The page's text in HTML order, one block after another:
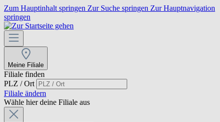
Zum Hauptinhalt springen Zur Suche springen Zur Hauptnavigation
springen
Meine Filiale
Filiale finden
PLZ / Ort
Filiale ändern
Wähle hier deine Filiale aus